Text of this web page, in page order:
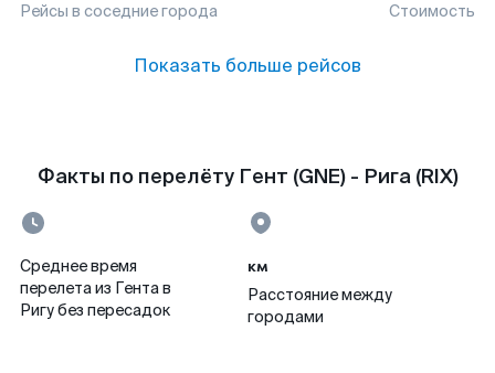
Рейсы в соседние города Стоимость
Показать больше рейсов
Факты по перелёту Гент (GNE) - Рига (RIX)
Среднее время
перелета из Гента в
Ригу без пересадок
км
Расстояние между
городами